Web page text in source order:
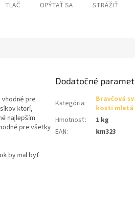
TLAČ OPÝTAŤ SA STRÁŽIŤ
vhodné pre
ktorí,
najlepším
pre všetky
by mal byť
Dodatočné
Kategória:
Bravčová
kosti mletá
Hmotnosť:
1 kg
EAN: km323